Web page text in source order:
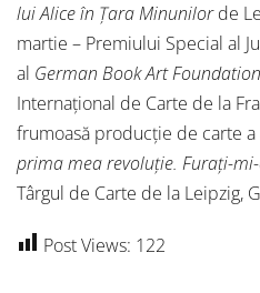
lui Alice în Țara Minunilorde
martie – Premiului Special al
al German Book Art Foundation
Internațional de Carte de la
frumoasă producție de carte a
prima mea revoluție. Furați-
Târgul de Carte de la Leipzig,
Post Views: 122